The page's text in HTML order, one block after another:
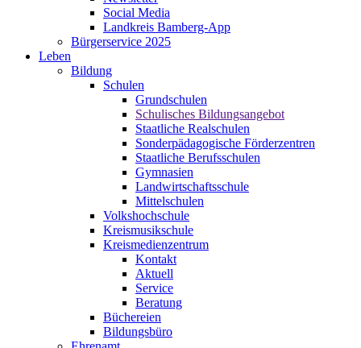
Social Media
Landkreis Bamberg-App
Bürgerservice 2025
Leben
Bildung
Schulen
Grundschulen
Schulisches Bildungsangebot
Staatliche Realschulen
Sonderpädagogische Förderzentren
Staatliche Berufsschulen
Gymnasien
Landwirtschaftsschule
Mittelschulen
Volkshochschule
Kreismusikschule
Kreismedienzentrum
Kontakt
Aktuell
Service
Beratung
Büchereien
Bildungsbüro